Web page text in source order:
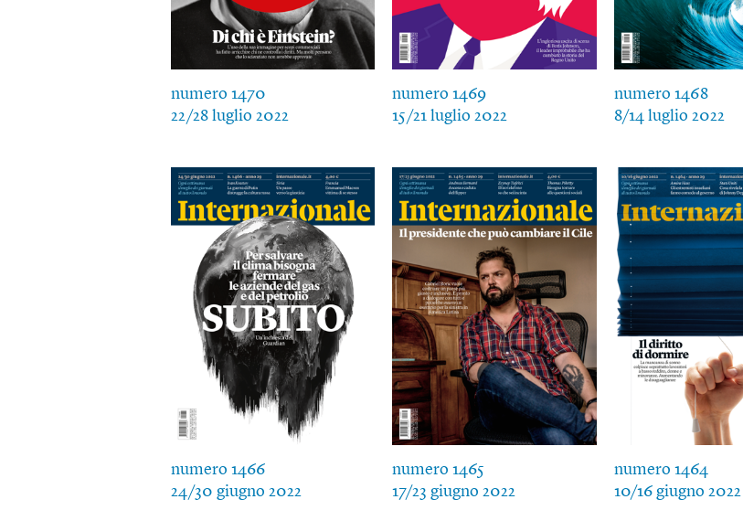
numero 1470
22/28 luglio 2022
numero 1469
15/21 luglio 2022
numero 1468
8/14 luglio 2022
numero 1466
24/30 giugno 2022
numero 1465
17/23 giugno 2022
numero 1464
10/16 giugno 2022